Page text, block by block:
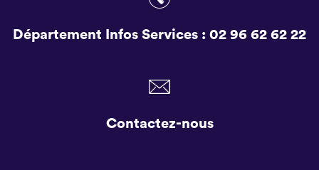
Département Infos Services : 02 96 62 62 22
Contactez-nous